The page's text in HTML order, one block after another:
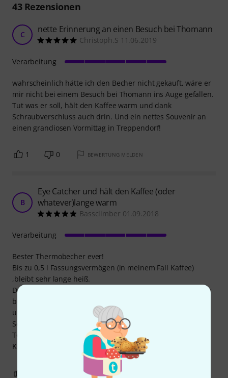
43Rezensionen
C nette Erinnerung an einen Besuch bei Thomann
Christoph.S 11.06.2019
wahrscheinlich hätte ich den Becher nicht gekauft, wäre er
mir nicht bei einem Besuch bei Thomann ins Auge gefallen.
Tut was er soll, hält den Kaffee warm und dank
Schraubverschluss auch drin. Und ein nettes Souvenir an
einen grandiosen Vormittag in Treppendorf!
Verarbeitung
1 0 BEWERTUNG MELDEN
B
Eye Catcher und hält den Kaffee (oder
whatever)lange warm
Bassclimber 01.09.2018
Bester Thermobecher ever!
Bis zu 0,5 l Fassungsvermögen (in meinem Fall Kaffee)
,bleibt sehr lange heiß.
Dank dem Gumminoppen am Boden kann man den Becher
bedenkenlos abstellen,ohne Angst zu haben,dass er
umkippt!
Sehr gut in Bussen/Bahnen und natürlich im Büro!
Top verarbeitet!
Klare Kaufempfehlung!
Verarbeitung
BEWERTUNG MELDEN